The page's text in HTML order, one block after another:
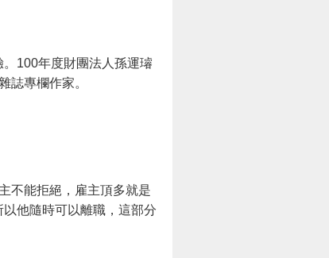
100年度財團法人孫運璿
誌專欄作家。
不能拒絕，雇主頂多就是
他隨時可以離職，這部分